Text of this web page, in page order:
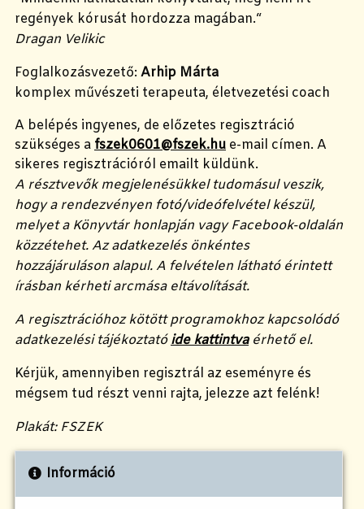
regények kórusát hordozza magában.“
Dragan Velikic
Foglalkozásvezető: Arhip Márta
komplex művészeti terapeuta, életvezetési coach
A belépés ingyenes, de előzetes regisztráció
szükséges afszek0601@fszek.hu e-mail címen. A
sikeres regisztrációról emailt küldünk.
A résztvevők megjelenésükkel tudomásul veszik,
hogy a rendezvényen fotó/videófelvétel készül,
melyet a Könyvtár honlapján vagy Facebook-oldalán
közzétehet. Az adatkezelés önkéntes
hozzájáruláson alapul. A felvételen látható érintett
írásban kérheti arcmása eltávolítását.
A regisztrációhoz kötött programokhoz kapcsolódó
adatkezelési tájékoztatóide kattintvaérhető el.
Kérjük, amennyiben regisztrál az eseményre és
mégsem tud részt venni rajta, jelezze azt felénk!
Plakát: FSZEK
Információ